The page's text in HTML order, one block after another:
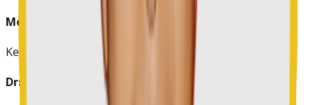
Meppy Manuhutu
Ketua Bidang
Drs. Hendro Pungus, M.Pd.